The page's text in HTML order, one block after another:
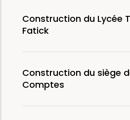
Construction du Lycée
Fatick
Construction du siège
Comptes